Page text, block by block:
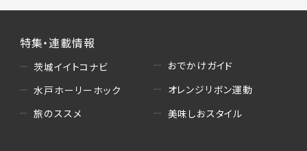
特集・連載情報
茨城イイトコナビ
水戸ホーリーホック
旅のススメ
おでかけガイド
オレンジリボン運動
美味しおスタイル